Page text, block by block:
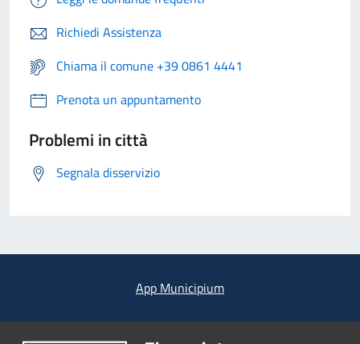
Richiedi Assistenza
Chiama il comune +39 0861 4441
Prenota un appuntamento
Problemi in città
Segnala disservizio
App Municipium